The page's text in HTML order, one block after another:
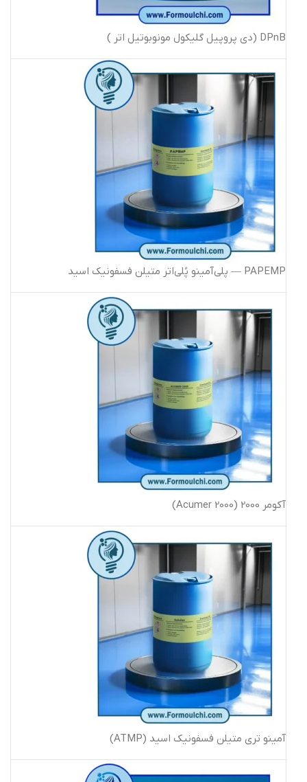
DPnB (دی پروپیل گلیکول مونوبوتیل اتر )
PAPEMP — پلی‌آمینو پُلی‌اتر متیلن فسفونیک اسید
آکومر 2000 (Acumer 2000)
آمینو تری متیلن فسفونیک اسید (ATMP)